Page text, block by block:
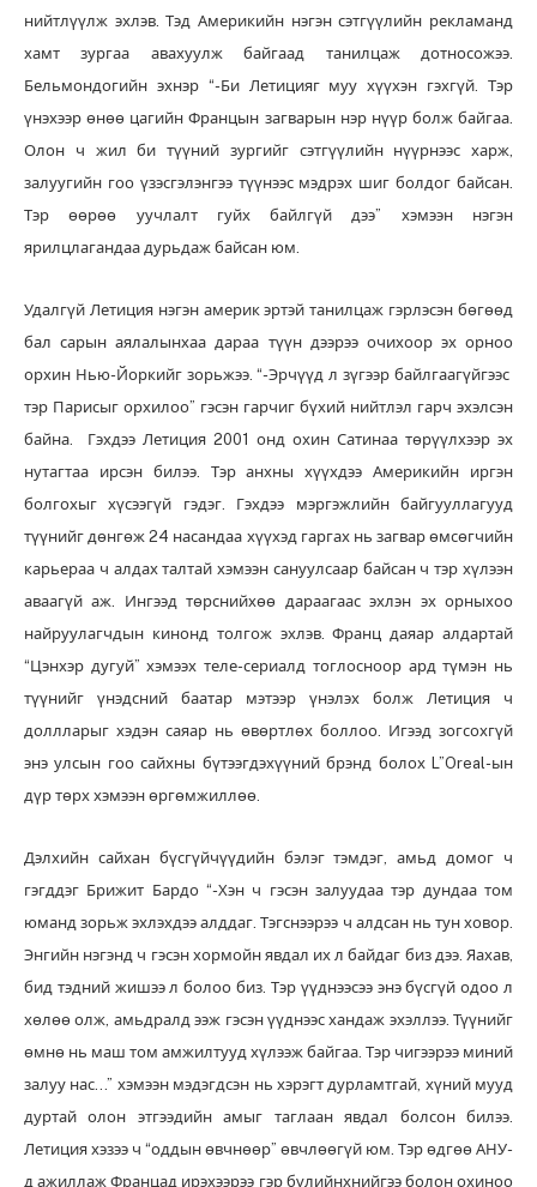
нийтлүүлж эхлэв. Тэд Америкийн нэгэн сэтгүүлийн рекламанд
хамт зургаа авахуулж байгаад танилцаж дотносожээ.
Бельмондогийн эхнэр “-Би Летицияг муу хүүхэн гэхгүй. Тэр
үнэхээр өнөө цагийн Францын загварын нэр нүүр болж байгаа.
Олон ч жил би түүний зургийг сэтгүүлийн нүүрнээс харж,
залуугийн гоо үзэсгэлэнгээ түүнээс мэдрэх шиг болдог байсан.
Тэр өөрөө уучлалт гуйх байлгүй дээ” хэмээн нэгэн
ярилцлагандаа дурьдаж байсан юм.
Удалгүй Летиция нэгэн америк эртэй танилцаж гэрлэсэн бөгөөд
бал сарын аялалынхаа дараа түүн дээрээ очихоор эх орноо
орхин Нью-Йоркийг зорьжээ. “-Эрчүүд л зүгээр байлгаагүйгээс
тэр Парисыг орхилоо” гэсэн гарчиг бүхий нийтлэл гарч эхэлсэн
байна. Гэхдээ Летиция 2001 онд охин Сатинаа төрүүлхээр эх
нутагтаа ирсэн билээ. Тэр анхны хүүхдээ Америкийн иргэн
болгохыг хүсээгүй гэдэг. Гэхдээ мэргэжлийн байгууллагууд
түүнийг дөнгөж 24 насандаа хүүхэд гаргах нь загвар өмсөгчийн
карьераа ч алдах талтай хэмээн сануулсаар байсан ч тэр хүлээн
аваагүй аж. Ингээд төрснийхөө дараагаас эхлэн эх орныхоо
найруулагчдын кинонд толгож эхлэв. Франц даяар алдартай
“Цэнхэр дугуй” хэмээх теле-сериалд тоглосноор ард түмэн нь
түүнийг үнэдсний баатар мэтээр үнэлэх болж Летиция ч
доллларыг хэдэн саяар нь өвөртлөх боллоо. Игээд зогсохгүй
энэ улсын гоо сайхны бүтээгдэхүүний брэнд болох L”Oreal-ын
дүр төрх хэмээн өргөмжиллөө.
Дэлхийн сайхан бүсгүйчүүдийн бэлэг тэмдэг, амьд домог ч
гэгддэг Брижит Бардо “-Хэн ч гэсэн залуудаа тэр дундаа том
юманд зорьж эхлэхдээ алддаг. Тэгснээрээ ч алдсан нь тун ховор.
Энгийн нэгэнд ч гэсэн хормойн явдал их л байдаг биз дээ. Яахав,
бид тэдний жишээ л болоо биз. Тэр үүднээсээ энэ бүсгүй одоо л
хөлөө олж, амьдралд ээж гэсэн үүднээс хандаж эхэллээ. Түүнийг
өмнө нь маш том амжилтууд хүлээж байгаа. Тэр чигээрээ миний
залуу нас…” хэмээн мэдэгдсэн нь хэрэгт дурламтгай, хүний мууд
дуртай олон этгээдийн амыг таглаан явдал болсон билээ.
Летиция хэзээ ч “оддын өвчнөөр” өвчлөөгүй юм. Тэр өдгөө АНУ-
д ажиллаж Францад ирэхээрээ гэр бүлийнхнийгээ болон охиноо